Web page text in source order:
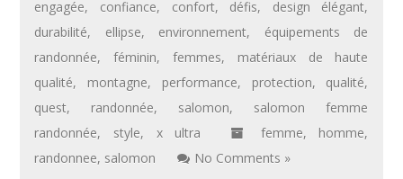
engagée, confiance, confort, défis, design élégant,
durabilité, ellipse, environnement, équipements de
randonnée,féminin,femmes, matériaux de haute
qualité, montagne, performance, protection, qualité,
quest, randonnée, salomon, salomon femme
randonnée, style, x ultra femme, homme,
randonnee, salomon No Comments »